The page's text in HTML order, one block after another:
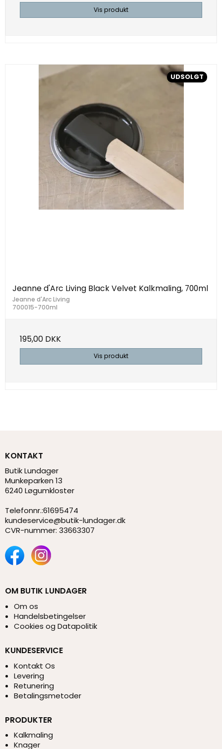
Vis produkt
UDSOLGT
Jeanne d'Arc Living Black Velvet Kalkmaling, 700ml
Jeanne d'Arc Living
700015-700ml
195,00 DKK
Vis produkt
KONTAKT
Butik Lundager
Munkeparken 13
6240 Løgumkloster
Telefonnr.:61695474
kundeservice@butik-lundager.dk
CVR-nummer: 33663307
OM BUTIK LUNDAGER
Om os
Handelsbetingelser
Cookies og Datapolitik
KUNDESERVICE
Kontakt Os
Levering
Retunering
Betalingsmetoder
PRODUKTER
Kalkmaling
Knager